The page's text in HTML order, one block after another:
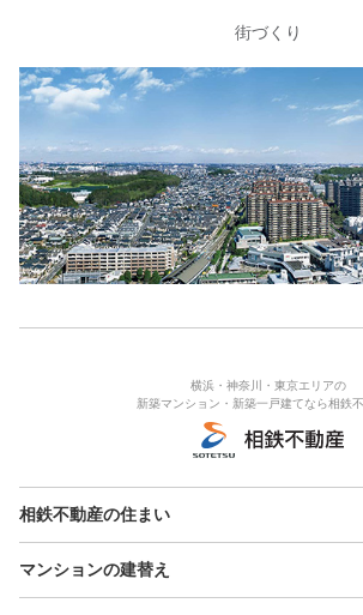
街づくり
横浜・神奈川・東京エリアの
新築マンション・新築一戸建てなら相鉄
相鉄不動産の住まい
マンションの建替え